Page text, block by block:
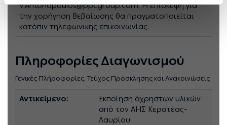
V.Antonopoulos@ppcgroup.com. H επίσκεψη για
την χορήγηση Βεβαίωσης θα πραγματοποιείται
κατόπιν τηλεφωνικής επικοινωνίας.
Πληροφορίες Διαγωνισμού
Γενικές Πλήροφορίες, Τεύχος Πρόσκλησης και Ανακοινώσεις
Αντικείμενο:
Εκποίηση άχρηστων υλικών
από τον ΑΗΣ Κερατέας-
Λαυρίου